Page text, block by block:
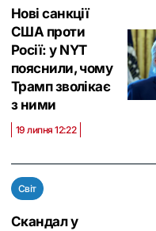
Нові санкції
США проти
Росії: у NYT
пояснили, чому
Трамп зволікає
з ними
19 липня 12:22
Світ
Скандал у